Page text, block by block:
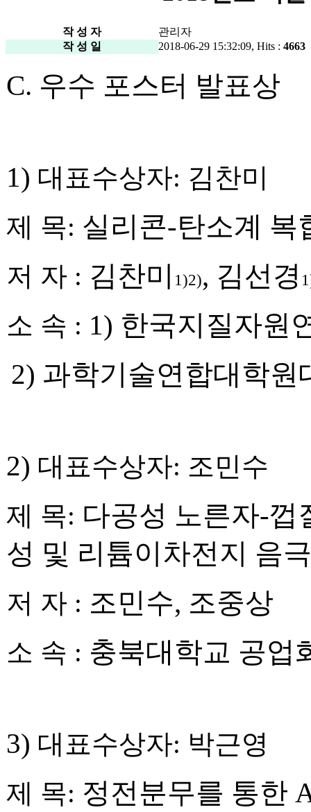
작 성 자
관리자
작 성 일
2018-06-29 15:32:09, Hits : 4663
C. 우수 포스터 발표상
1) 대표수상자: 김찬미
제 목: 실리콘-탄소계 복
저 자 : 김찬미 1)2), 김선경
소 속 : 1) 한국지질자원
2) 과학기술연합대학원
2) 대표수상자: 조민수
제 목: 다공성 노른자-껍
성 및 리튬이차전지 음
저 자 : 조민수, 조중상
소 속 : 충북대학교 공업
3) 대표수상자: 박근영
제 목: 정전분무를 통한